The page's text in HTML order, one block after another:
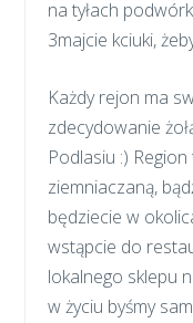
na tyłach
3majcie kciuki,
Każdy rejon ma
zdecydowanie
Podlasiu :)
ziemniaczaną,
będziecie w
wstąpcie do
lokalnego sklepu
w życiu byśmy